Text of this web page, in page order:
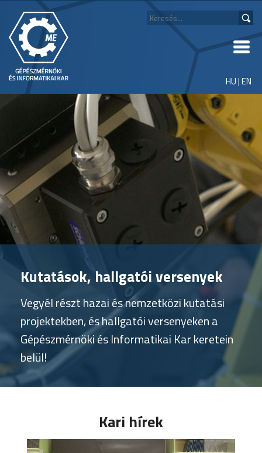
HU|EN
Kutatások, hallgatói versenyek
Vegyél részt hazai és nemzetközi kutatási
projektekben, és hallgatói versenyeken a
Gépészmérnöki és Informatikai Kar keretein
belül!
Kari hírek